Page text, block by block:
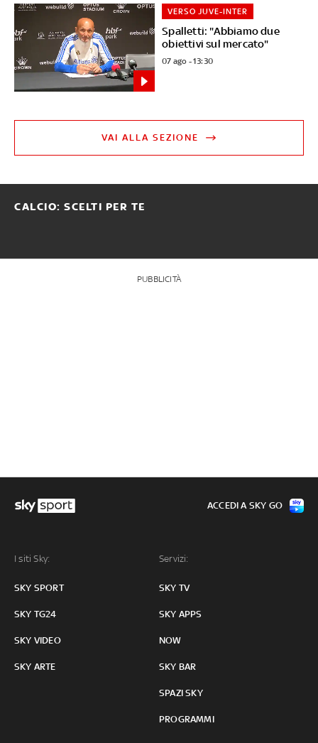
Spalletti: "Abbiamo due
obiettivi sul mercato"
VERSO JUVE-INTER
07 ago - 13:30
VAI ALLA SEZIONE
CALCIO: SCELTI PER TE
PUBBLICITÀ
I siti Sky:
SKY SPORT
SKY TG24
SKY VIDEO
SKY ARTE
Servizi:
SKY TV
SKY APPS
NOW
SKY BAR
SPAZI SKY
PROGRAMMI
ACCEDI A SKY GO